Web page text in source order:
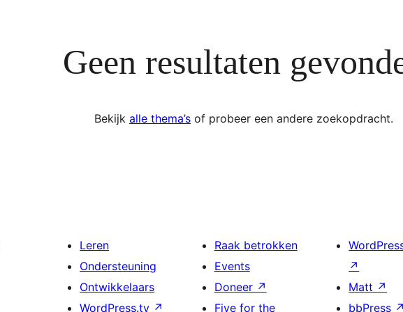
Geen resultaten
Bekijk alle thema’s of probeer een andere zoekopdracht.
Leren
Ondersteuning
Ontwikkelaars
WordPress.tv ↗
Raak betrokken
Events
Doneer ↗
Five for the
↗
Matt ↗
bbPress ↗